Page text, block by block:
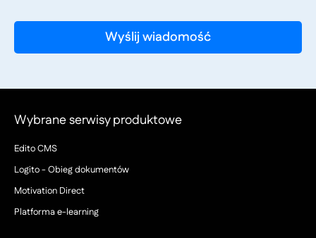
Wybrane serwisy produktowe
Edito CMS
Logito - Obieg dokumentów
Motivation Direct
Platforma e-learning